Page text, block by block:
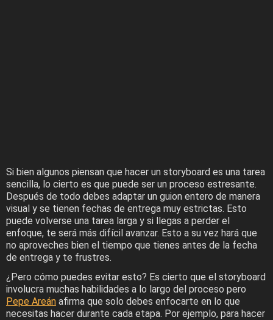
Si bien algunos piensan que hacer un storyboard es una tarea
sencilla, lo cierto es que puede ser un proceso estresante.
Después de todo debes adaptar un guion entero de manera
visual y se tienen fechas de entrega muy estrictas. Esto
puede volverse una tarea larga y si llegas a perder el
enfoque, te será más difícil avanzar. Esto a su vez hará que
no aproveches bien el tiempo que tienes antes de la fecha
de entrega y te frustres.
¿Pero cómo puedes evitar esto? Es cierto que el storyboard
involucra muchas habilidades a lo largo del proceso pero
Pepe Areán afirma que solo debes enfocarte en lo que
necesitas hacer durante cada etapa. Por ejemplo, para hacer